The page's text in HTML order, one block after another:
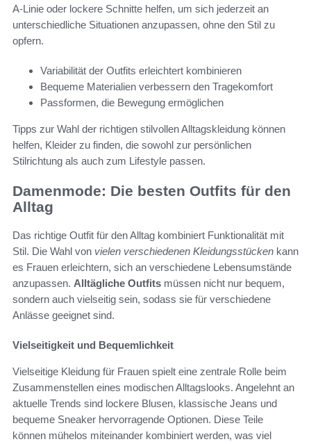
A-Linie oder lockere Schnitte helfen, um sich jederzeit an
unterschiedliche Situationen anzupassen, ohne den Stil zu
opfern.
Variabilität der Outfits erleichtert kombinieren
Bequeme Materialien verbessern den Tragekomfort
Passformen, die Bewegung ermöglichen
Tipps zur Wahl der richtigen stilvollen Alltagskleidung können
helfen, Kleider zu finden, die sowohl zur persönlichen
Stilrichtung als auch zum Lifestyle passen.
Damenmode: Die besten Outfits für den
Alltag
Das richtige Outfit für den Alltag kombiniert Funktionalität mit
Stil. Die Wahl von vielen verschiedenen Kleidungsstücken kann
es Frauen erleichtern, sich an verschiedene Lebensumstände
anzupassen. Alltägliche Outfits müssen nicht nur bequem,
sondern auch vielseitig sein, sodass sie für verschiedene
Anlässe geeignet sind.
Vielseitigkeit und Bequemlichkeit
Vielseitige Kleidung für Frauen spielt eine zentrale Rolle beim
Zusammenstellen eines modischen Alltagslooks. Angelehnt an
aktuelle Trends sind lockere Blusen, klassische Jeans und
bequeme Sneaker hervorragende Optionen. Diese Teile
können mühelos miteinander kombiniert werden, was viel